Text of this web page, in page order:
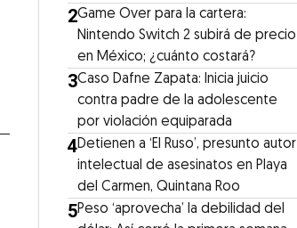
2Game Over para la cartera:
Nintendo Switch 2 subirá de precio
en México; ¿cuánto costará?
3Caso Dafne Zapata: Inicia juicio
contra padre de la adolescente
por violación equiparada
4Detienen a ‘El Ruso’, presunto autor
intelectual de asesinatos en Playa
del Carmen, Quintana Roo
5Peso ‘aprovecha’ la debilidad del